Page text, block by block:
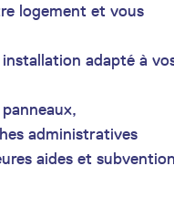
logement et vous
adapté à
administratives
aides et